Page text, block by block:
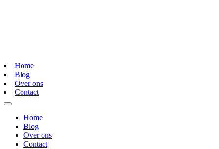
Home
Blog
Over ons
Contact
Home
Blog
Over ons
Contact